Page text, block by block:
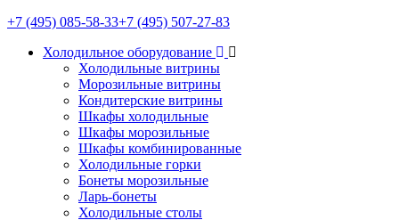
+7 (495) 085-58-33+7 (495) 507-27-83
Холодильное оборудование
Холодильные витрины
Морозильные витрины
Кондитерские витрины
Шкафы холодильные
Шкафы морозильные
Шкафы комбинированные
Холодильные горки
Бонеты морозильные
Ларь-бонеты
Холодильные столы